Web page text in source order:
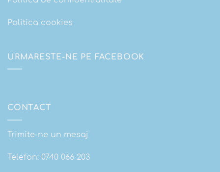
Politica cookies
URMARESTE-NE PE FACEBOOK
CONTACT
Trimite-ne un mesaj
Telefon: 0740 066 203